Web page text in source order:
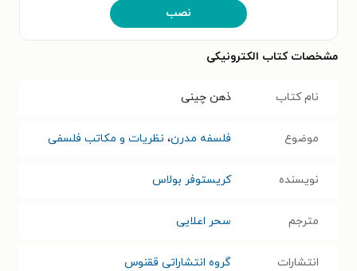
نصب
مشخصات کتاب الکترونیکی
نام کتاب ذهن چینی
موضوع فلسفه مدرن، نظریات و مکاتب فلسفی
نویسنده کریستوفر بولاس
مترجم سحر اعلایی
انتشارات گروه انتشاراتی ققنوس